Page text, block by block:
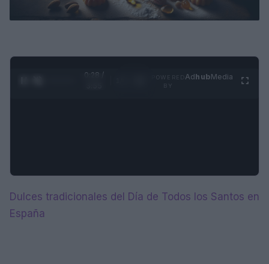
0:28 /
AdhubMedia
Dulces tradicionales del Día de Todos los Santos en
España